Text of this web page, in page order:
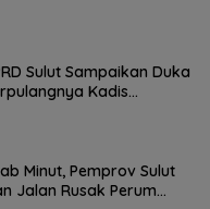
Sulut Sampaikan Duka
Kadis
Minut, Pemprov Sulut
Jalan Rusak Perum